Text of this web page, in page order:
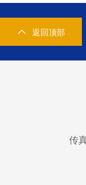
返回顶部
传